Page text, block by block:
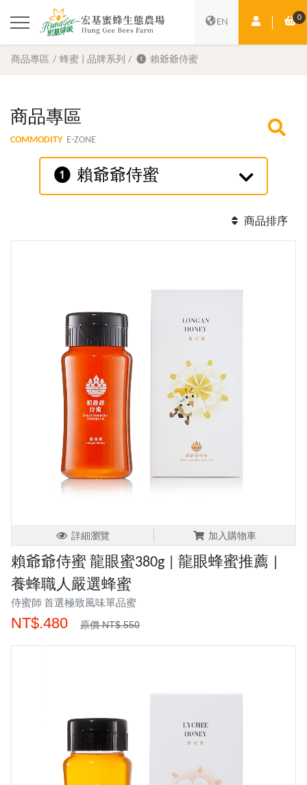
EN 會員中心0
購
商品專區 蜂蜜 | 品牌系列 ❶ 賴爺爺侍蜜
商品專區
COMMODITY E-ZONE
❶ 賴爺爺侍蜜
商品排序
詳細瀏覽 加入購物車
賴爺爺侍蜜 龍眼蜜380g | 龍眼蜂蜜推薦 |
養蜂職人嚴選蜂蜜
侍蜜師 首選極致風味單品蜜
NT$.480 原價 NT$.550